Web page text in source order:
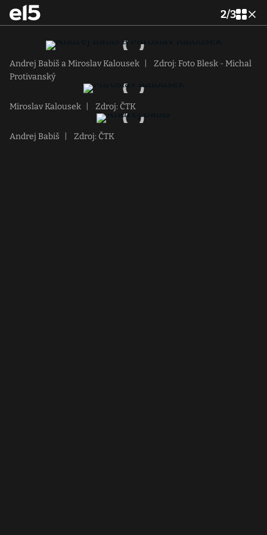
2/3
Andrej Babiš a Miroslav Kalousek
Zdroj: Foto Blesk - Michal
Protivanský
Miroslav Kalousek Zdroj: ČTK
Andrej Babiš Zdroj: ČTK